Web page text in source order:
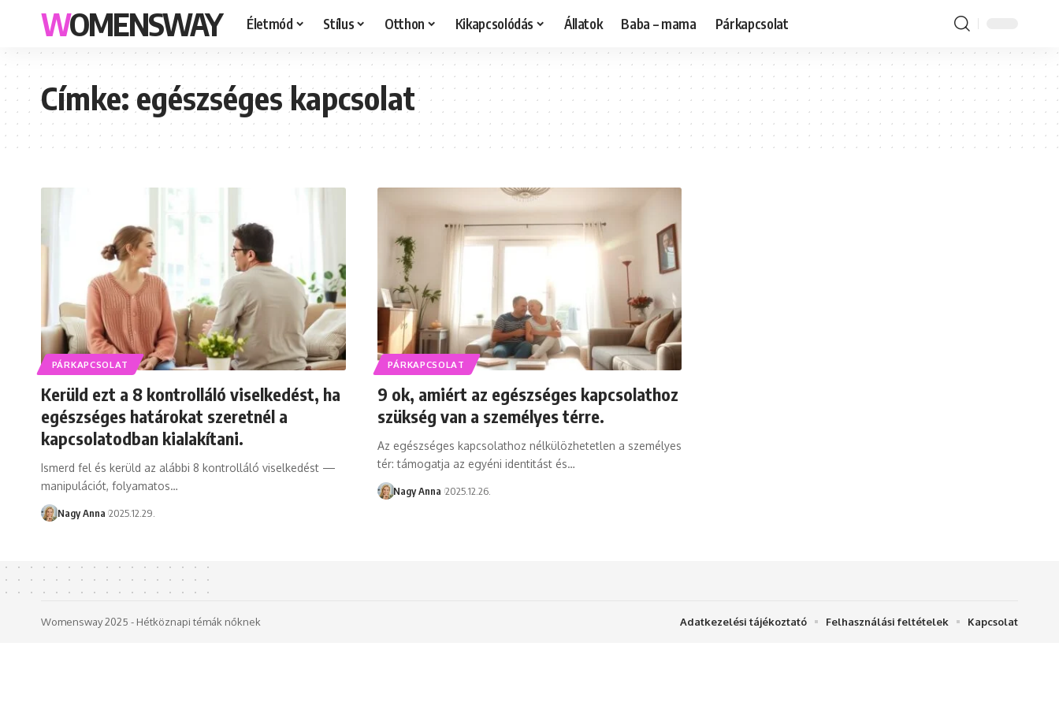
WOMENSWAY Életmód Stílus Otthon Kikapcsolódás Állatok Baba – mama Párkapcsolat
Címke:egészséges kapcsolat
PÁRKAPCSOLAT
Kerüld ezt a 8 kontrolláló viselkedést, ha
egészséges határokat szeretnél a
kapcsolatodban kialakítani.
Ismerd fel és kerüld az alábbi 8 kontrolláló viselkedést —
manipulációt, folyamatos…
Nagy Anna 2025.12.29.
PÁRKAPCSOLAT
9 ok, amiért az egészséges kapcsolathoz
szükség van a személyes térre.
Az egészséges kapcsolathoz nélkülözhetetlen a személyes
tér: támogatja az egyéni identitást és…
Nagy Anna 2025.12.26.
Womensway 2025 - Hétköznapi témák nőknek Adatkezelési tájékoztató Felhasználási feltételek Kapcsolat